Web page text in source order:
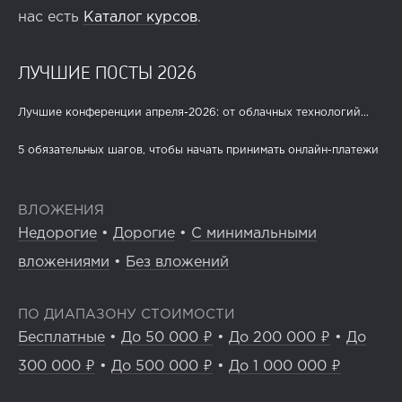
нас есть Каталог курсов.
ЛУЧШИЕ ПОСТЫ 2026
Лучшие конференции апреля-2026: от облачных технологий...
5 обязательных шагов, чтобы начать принимать онлайн-платежи
ВЛОЖЕНИЯ
Недорогие • Дорогие • С минимальными
вложениями • Без вложений
ПО ДИАПАЗОНУ СТОИМОСТИ
Бесплатные • До 50 000 ₽ • До 200 000 ₽ • До
300 000 ₽ • До 500 000 ₽ • До 1 000 000 ₽